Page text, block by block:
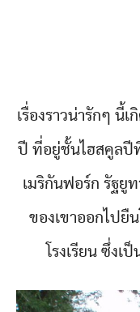
เรื่องราวน่ารักๆ นี้
ปี ที่อยู่ชั้นไฮสคูลปีที่
เมริกันฟอร์ก รัฐยู
ของเขาออกไปยื
โรงเรียน ซึ่งเ